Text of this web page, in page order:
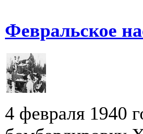
Февральское
4 февраля 1940